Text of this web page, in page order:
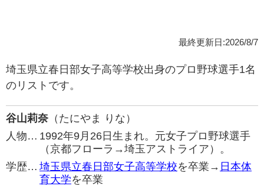
最終更新日:2026/8/7
埼玉県立春日部女子高等学校出身のプロ野球選手1名
のリストです。
谷山莉奈 （たにやま りな）
人物… 1992年9月26日生まれ。元女子プロ野球選手
（京都フローラ→埼玉アストライア）。
学歴… 埼玉県立春日部女子高等学校を卒業→ 日本体
育大学を卒業